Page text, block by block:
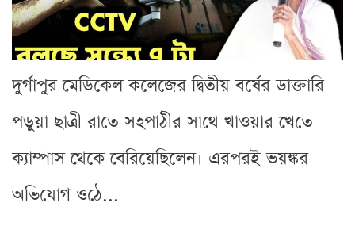
দুর্গাপুর মেডিকেল কলেজের দ্বিতীয় বর্ষের ডাক্তারি
পড়ুয়া ছাত্রী রাতে সহপাঠীর সাথে খাওয়ার খেতে
ক্যাম্পাস থেকে বেরিয়েছিলেন। এরপরই ভয়ঙ্কর
অভিযোগ ওঠে...